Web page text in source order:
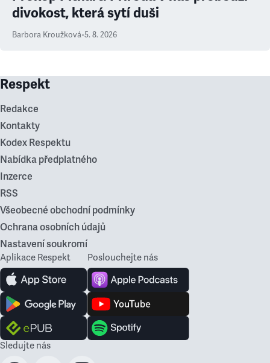
divokost, která sytí duši
Barbora Kroužková•5. 8. 2026
Respekt
Redakce
Kontakty
Kodex Respektu
Nabídka předplatného
Inzerce
RSS
Všeobecné obchodní podmínky
Ochrana osobních údajů
Nastavení soukromí
Aplikace Respekt Poslouchejte nás
Sledujte nás